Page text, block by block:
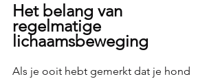
Het belang van
regelmatige
lichaamsbeweging
Als je ooit hebt gemerkt dat je hond